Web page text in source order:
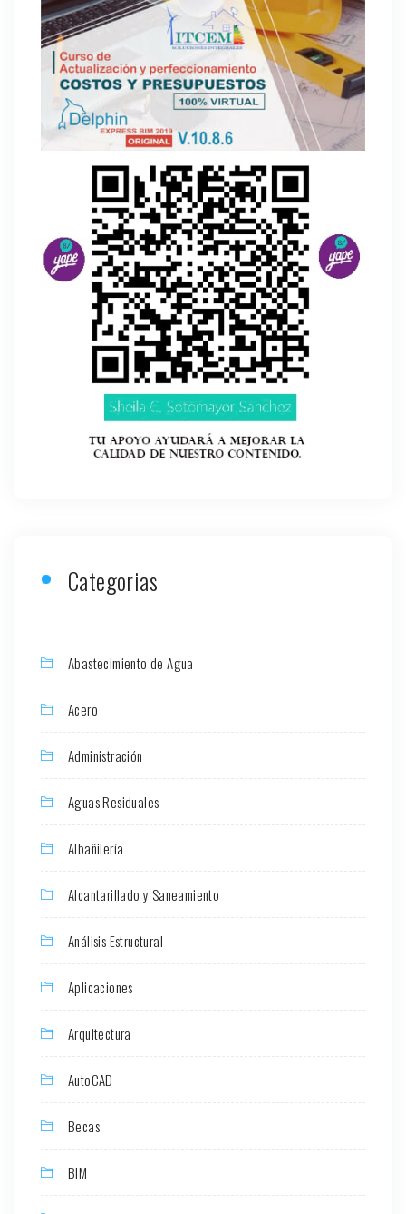
Categorias
Abastecimiento de Agua
Acero
Administración
Aguas Residuales
Albañilería
Alcantarillado y Saneamiento
Análisis Estructural
Aplicaciones
Arquitectura
AutoCAD
Becas
BIM